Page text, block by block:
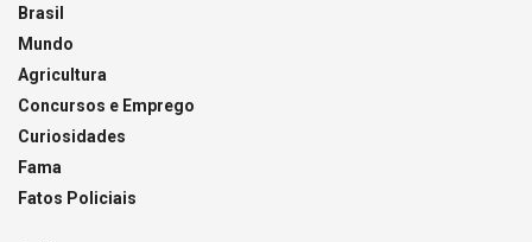
Brasil
Mundo
Agricultura
Concursos e Emprego
Curiosidades
Fama
Fatos Policiais